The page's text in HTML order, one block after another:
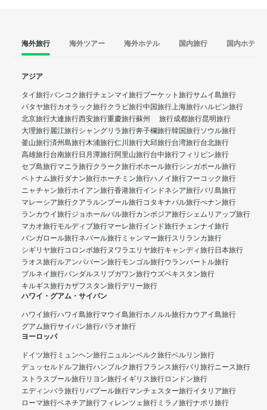
海外旅行 海外ツアー 海外ホテル 国内旅行 国内ホテル
アジア
タイ旅行バンコク旅行チェンマイ旅行プーケット旅行サムイ島旅行
パタヤ旅行カオラック旅行クラビ旅行中国旅行上海旅行ハルビン旅行
北京旅行大連旅行西安旅行重慶旅行蘇州 旅行成都旅行昆明旅行
大理旅行麗江旅行シャングリラ旅行奔子欄旅行韓国旅行ソウル旅行
釜山旅行済州島旅行木浦旅行仁川旅行大邱旅行台湾旅行台北旅行
高雄旅行台南旅行日月潭旅行阿里山旅行台中旅行フィリピン旅行
セブ島旅行マニラ旅行クラーク旅行ボホール旅行シンガポール旅行
ベトナム旅行ダナン旅行ホーチミン旅行ハノイ旅行フーコック旅行
ニャチャン旅行ホイアン旅行香港旅行インドネシア旅行バリ島旅行
マレーシア旅行クアラルンプール旅行コタキナバル旅行ぺナン旅行
ランカウイ旅行ジョホールバル旅行カンボジア旅行シェムリアップ旅行
マカオ旅行モルディブ旅行マーレ旅行インド旅行チェンナイ旅行
バンガロール旅行ネパール旅行 ミャンマー旅行スリランカ旅行
シギリヤ旅行コロンボ旅行ヌワラエリヤ旅行キャンディ旅行日本旅行
ラオス旅行ルアンパバーン旅行モンゴル旅行ウランバートル旅行
ブルネイ旅行バンダルスリブガワン旅行ウズベキスタン旅行
キルギス旅行カザフスタン旅行デリー旅行
ハワイ・グアム・サイパン
ハワイ旅行ハワイ島旅行マウイ島旅行ホノルル旅行カウアイ島旅行
グアム旅行サイパン旅行パラオ旅行
ヨーロッパ
ドイツ旅行 ミュンヘン旅行ニュルンベルク旅行ベルリン旅行
デュッセルドルフ旅行ハンブルク旅行フランス旅行パリ旅行ニース旅行
ストラスブール旅行リヨン旅行イギリス旅行ロンドン旅行
エディンバラ旅行リバプール旅行マンチェスター旅行イタリア旅行
ローマ旅行ベネチア旅行フィレンツェ旅行 ミラノ旅行ナポリ旅行